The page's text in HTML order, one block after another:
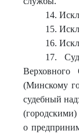
14.
15.
16.
17.
Верховного
(Минскому
судебный
о